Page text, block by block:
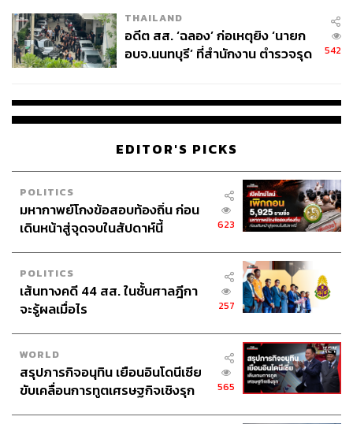
THAILAND
อดีต สส. ‘ฉลอง’ ก่อเหตุยิง ‘นายก
อบจ.นนทบุรี’ ที่สำนักงาน ตำรวจรุด
542
EDITOR'S PICKS
POLITICS
มหากาพย์โกงข้อสอบท้องถิ่น ก่อน
เดินหน้าสู่จุดจบในสัปดาห์นี้
623
POLITICS
เส้นทางคดี 44 สส. ในชั้นศาลฎีกา
จะรู้ผลเมื่อไร
257
WORLD
สรุปภารกิจอนุทิน เยือนอินโดนีเซีย
ขับเคลื่อนการทูตเศรษฐกิจเชิงรุก
565